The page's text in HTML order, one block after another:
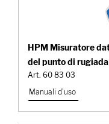
HPM Misuratore
del punto di rugiada
Art. 60 83 03
Manuali d'uso